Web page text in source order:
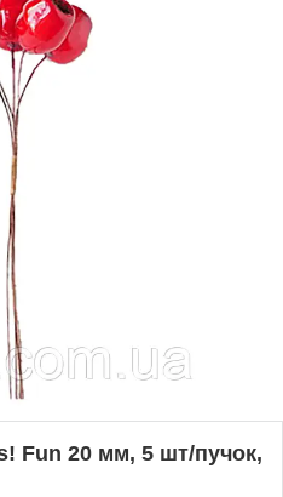
Fun 20 мм, 5 шт/пучок,